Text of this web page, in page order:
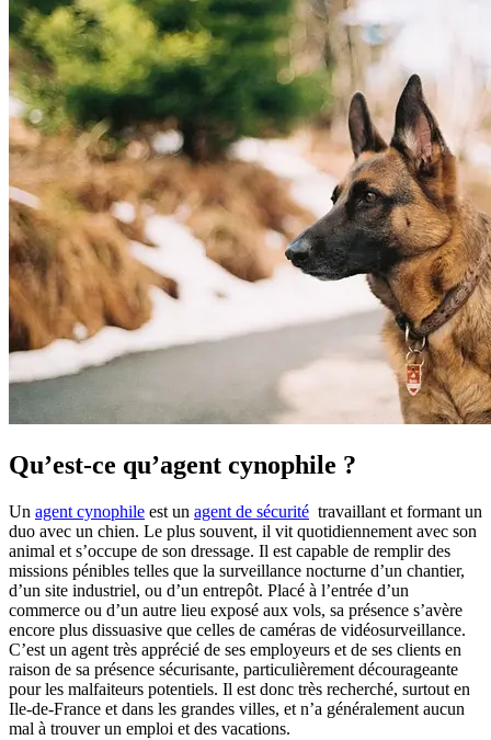
Qu’est-ce qu’agent cynophile ?
Un agent cynophile est un agent de sécurité travaillant et formant un
duo avec un chien. Le plus souvent, il vit quotidiennement avec son
animal et s’occupe de son dressage. Il est capable de remplir des
missions pénibles telles que la surveillance nocturne d’un chantier,
d’un site industriel, ou d’un entrepôt. Placé à l’entrée d’un
commerce ou d’un autre lieu exposé aux vols, sa présence s’avère
encore plus dissuasive que celles de caméras de vidéosurveillance.
C’est un agent très apprécié de ses employeurs et de ses clients en
raison de sa présence sécurisante, particulièrement décourageante
pour les malfaiteurs potentiels. Il est donc très recherché, surtout en
Ile-de-France et dans les grandes villes, et n’a généralement aucun
mal à trouver un emploi et des vacations.